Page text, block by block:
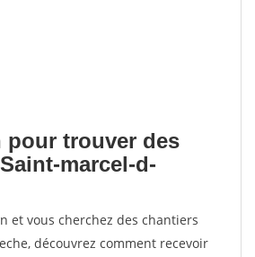
pour trouver des
marcel-d-
et vous cherchez des chantiers
découvrez comment recevoir